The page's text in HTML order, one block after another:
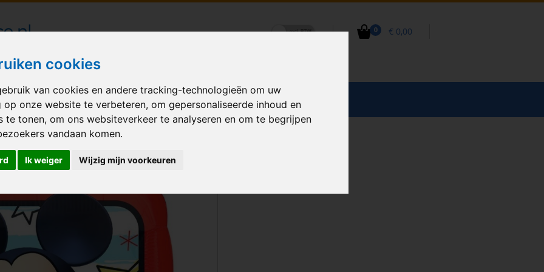
cookies
van cookies en andere tracking-technologieën om uw
op onze website te verbeteren, om gepersonaliseerde inhoud en
te tonen, om ons websiteverkeer te analyseren en om te begrijpen
vandaan komen.
Ik weiger Wijzig mijn voorkeuren
0 € 0,00
bezorgd in heel Nederland
stars
BALLONNEN GELEGENHEID VERHUUR BEDRUKKEN ACCESSOIRES